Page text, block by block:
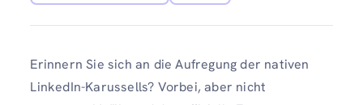
Erinnern Sie sich an die Aufregung der nativen
LinkedIn-Karussells? Vorbei, aber nicht